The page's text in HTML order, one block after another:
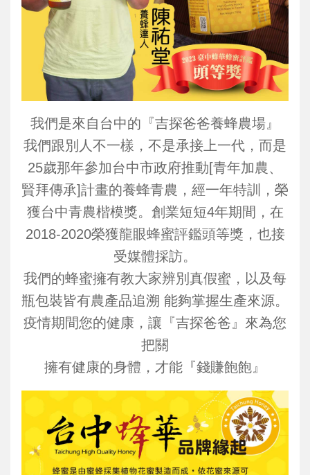
我們是來自台中的『吉探爸爸養蜂農場』
我們跟別人不一樣，不是承接上一代，而是
25歲那年參加台中市政府推動[青年加農、
賢拜傳承]計畫的養蜂青農，經一年特訓，榮
獲台中青農楷模獎。創業短短4年期間，在
2018-2020榮獲龍眼蜂蜜評鑑頭等獎，也接
受媒體採訪。
我們的蜂蜜擁有教大家辨別真假蜜，以及每
瓶包裝皆有農產品追溯 能夠掌握生產來源。
疫情期間您的健康，讓『吉探爸爸』來為您
把關
擁有健康的身體，才能『錢賺飽飽』